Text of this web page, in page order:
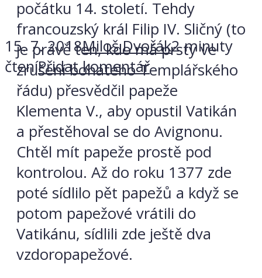
15. 7. 2018Miloš Dvořák2 minuty
čteníPřidat komentář
počátku 14. století. Tehdy
francouzský král Filip IV. Sličný (to
je právě ten, kdo má prsty ve
zrušení bohatého Templářského
řádu) přesvědčil papeže
Klementa V., aby opustil Vatikán
a přestěhoval se do Avignonu.
Chtěl mít papeže prostě pod
kontrolou. Až do roku 1377 zde
poté sídlilo pět papežů a když se
potom papežové vrátili do
Vatikánu, sídlili zde ještě dva
vzdoropapežové.